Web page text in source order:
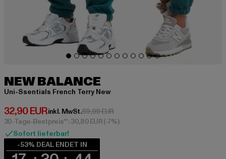
NEW BALANCE
Uni-Ssentials French Terry New
32,90 EUR
Derzeitiger Preis: 32,90 EUR
inkl. MwSt.69,99 EURAktionspreis: 69,99 EUR
30-Tage-Bestpreis**: 30,80 EUR(-7%)
Sofort lieferbar!
-53% DEAL ENDET IN